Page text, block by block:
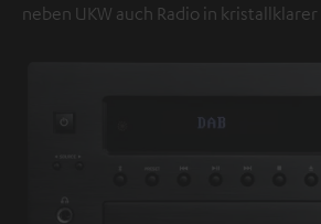
neben UKW auch Radio in